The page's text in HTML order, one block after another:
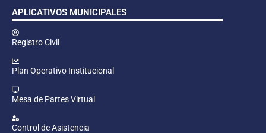
APLICATIVOS MUNICIPALES
Registro Civil
Plan Operativo Institucional
Mesa de Partes Virtual
Control de Asistencia